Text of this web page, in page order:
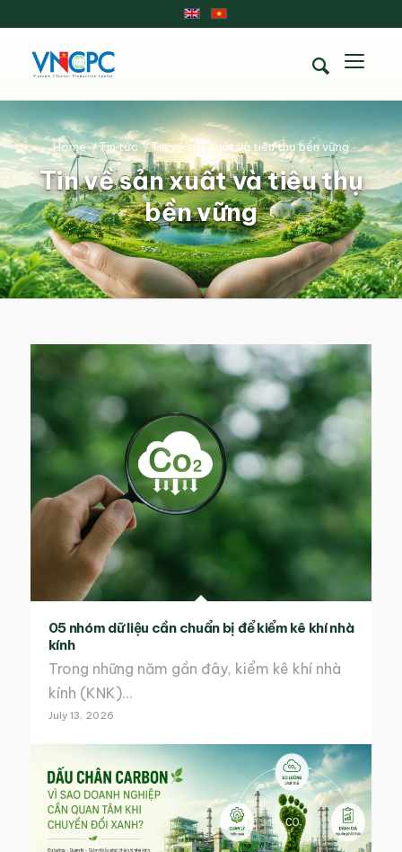
Tin về sản xuất và tiêu thụ
bền vững
Home /Tin tức /Tin về sản xuất và tiêu thụ bền vững
05 nhóm dữ liệu cần chuẩn bị để kiểm kê khí nhà
kính
Trong những năm gần đây, kiểm kê khí nhà
kính (KNK)…
July 13, 2026